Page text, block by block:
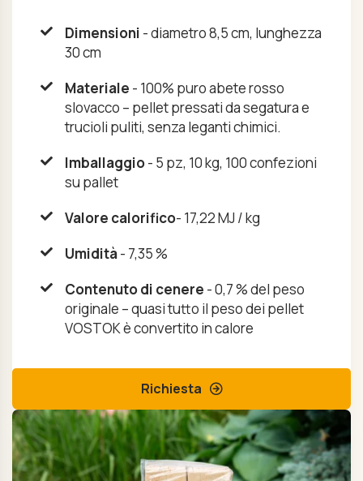
Dimensioni - diametro 8,5 cm, lunghezza
30 cm
Materiale - 100% puro abete rosso
slovacco – pellet pressati da segatura e
trucioli puliti, senza leganti chimici.
Imballaggio- 5 pz, 10 kg, 100 confezioni
su pallet
Valore calorifico- 17,22 MJ / kg
Umidità- 7,35 %
Contenuto di cenere - 0,7 % del peso
originale – quasi tutto il peso dei pellet
VOSTOK è convertito in calore
Richiesta